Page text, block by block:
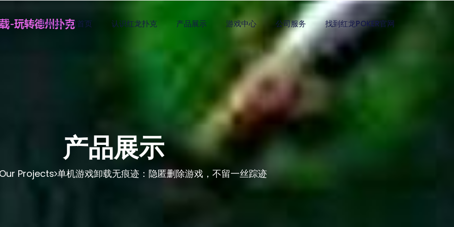
手机版入口首页 认识红龙扑克 产品展示 游戏中心 公司服务 找到红龙POKER官网
产品展示
Projects 单机游戏卸载无痕迹：隐匿删除游戏，不留一丝踪迹